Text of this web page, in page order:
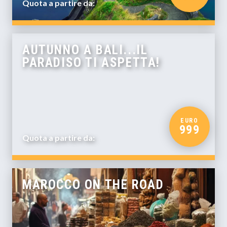
Quota a partire da:
AUTUNNO A BALI...IL
PARADISO TI ASPETTA!
Quota a partire da:
EURO
999
MAROCCO ON THE ROAD